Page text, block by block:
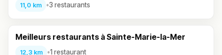
11,0 km •3 restaurants
Meilleurs restaurants à Sainte-Marie-la-Mer
12,3 km •1 restaurant